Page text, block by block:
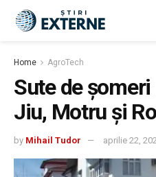
Home AgroTech
Sute de
Jiu, Motru și
by Mihail Tudor aprilie 22,